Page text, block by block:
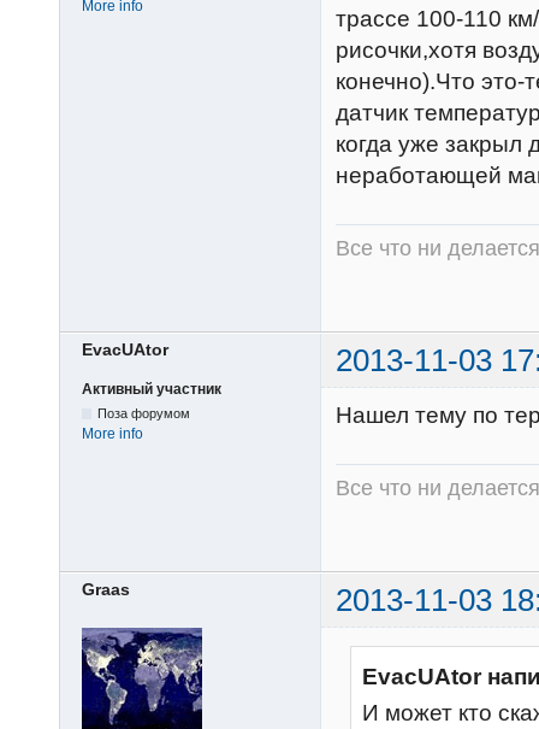
More info
трассе 100-110
рисочки,хотя
конечно).Что это-
датчик
когда уже закрыл
неработающей
Все что ни
EvacUAtor 2013-11-03
Активный участник
Поза форумом
More info
Нашел тему по
Все что ни
Graas 2013-11-03
EvacUAtor
И может кто